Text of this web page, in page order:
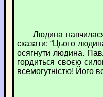
Людина навчилася
сказати: “Цього
осягнути людина.
гордиться своєю
всемогутністю! Його